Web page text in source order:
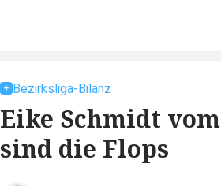
Bezirksliga-Bilanz
Eike Schmidt
sind die Flops